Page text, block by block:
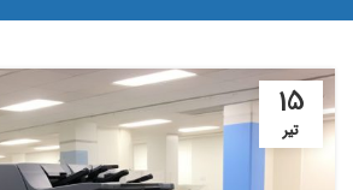
15
تیر